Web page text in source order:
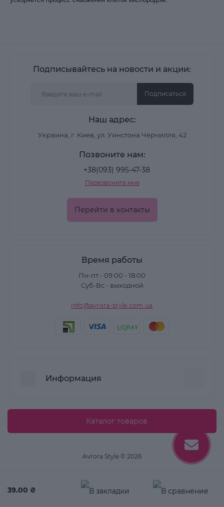
39.00 ₴
Подписывайтесь на новости и акции:
Подписаться
Наш адрес:
Украина, г. Киев, ул. Уинстона Черчилля, 42
Позвоните нам:
+38(093) 995-47-38
Перезвоните мне
Перейти в контакты
Время работы
Пн-пт - 09:00 - 18:00
Суб-Вс - выходной
info@avrora-style.com.ua
Информация
Пользовательское соглашение
Производители
Каталог товаров
Avrora Style © 2026